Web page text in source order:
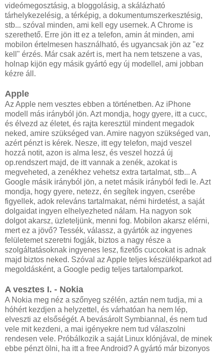
videómegosztásig, a bloggolásig, a skálázható
tárhelykezelésig, a térképig, a dokumentumszerkesztésig,
stb... szóval minden, ami kell egy usernek. A Chrome is
szerethető. Erre jön itt ez a telefon, amin át minden, ami
mobilon értelmesen használható, és ugyancsak jön az "ez
kell" érzés. Már csak azért is, mert ha nem tetszene a vas,
holnap kijön egy másik gyártó egy új modellel, ami jobban
kézre áll.
Apple
Az Apple nem vesztes ebben a történetben. Az iPhone
modell más irányból jön. Azt mondja, hogy gyere, itt a cucc,
és élvezd az életet, és rajta keresztül mindent megadok
neked, amire szükséged van. Amire nagyon szükséged van,
azért pénzt is kérek. Nesze, itt egy telefon, majd veszel
hozzá notit, azon is alma lesz, és veszel hozzá új
op.rendszert majd, de itt vannak a zenék, azokat is
megveheted, a zenékhez vehetsz extra tartalmat, stb... A
Google másik irányból jön, a netet másik irányból fedi le. Azt
mondja, hogy gyere, netezz, én segítek ingyen, cserébe
figyellek, adok releváns tartalmakat, némi hirdetést, a saját
dolgaidat ingyen elhelyezheted nálam. Ha nagyon sok
dolgot akarsz, üzleteljünk, menni fog. Mobilon akarsz elérni,
mert ez a jövő? Tessék, válassz, a gyártók az ingyenes
felületemet szeretni fogják, biztos a nagy része a
szolgáltatásoknak ingyenes lesz, fizetős cuccokat is adnak
majd biztos neked. Szóval az Apple teljes készülékparkot ad
megoldásként, a Google pedig teljes tartalomparkot.
A vesztes I. - Nokia
A Nokia meg néz a szőnyeg szélén, aztán nem tudja, mi a
hóhért kezdjen a helyzettel, és várhatóan ha nem lép,
elveszti az elsőségét. A bevásárolt Symbiannal, és nem tud
vele mit kezdeni, a mai igényekre nem tud válaszolni
rendesen vele. Próbálkozik a saját Linux klónjával, de minek
ebbe pénzt ölni, ha itt a free Android? A gyártó már bizonyos